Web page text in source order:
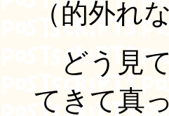
（的外れ
どう見
てきて真